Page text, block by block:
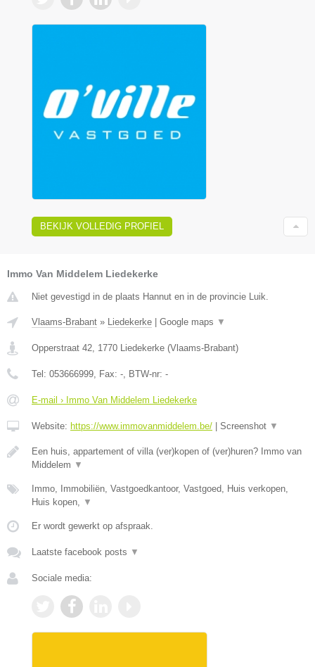
BEKIJK VOLLEDIG PROFIEL
Immo Van Middelem Liedekerke
Niet gevestigd in de plaats Hannut en in de provincie Luik.
Vlaams-Brabant » Liedekerke Google maps ▼
Opperstraat 42 1770 Liedekerke (Vlaams-Brabant)
Tel: 053666999 , Fax: - , BTW-nr: -
E-mail › Immo Van Middelem Liedekerke
Website: https://www.immovanmiddelem.be/ Screenshot ▼
Een huis, appartement of villa (ver)kopen of (ver)huren? Immo van
Middelem ▼
Immo, Immobiliën, Vastgoedkantoor, Vastgoed, Huis verkopen,
Huis kopen,
▼
Er wordt gewerkt op afspraak.
Laatste facebook posts ▼
Sociale media: